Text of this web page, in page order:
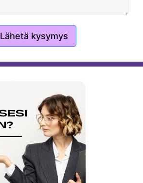
Lähetä kysymys